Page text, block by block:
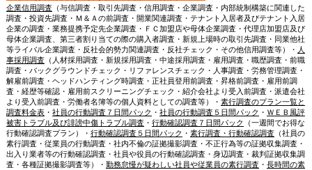
企業信用調査（与信調査・取引先調査・信用調査・企業調査・内部統制構築に関連した
調査・投資先調査・Ｍ＆Ａの前調査・開業関連調査・テナント入居者及びテナント入居
企業の調査・業務提携予定先企業調査・ＦＣ加盟店や母体企業調査・代理店加盟店及び
母体企業調査、第三者割り当ての際の購入者調査・新規上場時の取引先調査・同業他社
等ライバル企業調査・反社会的勢力関連調査・反社チェック・その他信用調査等）・ 人
事採用調査（人材採用調査・新規採用調査・中途採用調査・雇用調査・職歴調査・前職
調査・バックグラウンドチェック・リファレンスチェック・人事調査・労務管理調査・
解雇前調査・ヘッドハンティング時調査・正社員登用前調査・昇格前調査・雇用前調
査・経歴等確認・雇用前スクリーニングチェック・紹介会社より受入前調査・派遣会社
より受入前調査・労働者名簿等の個人資料としての調査等）・ 素行調査のプラン一覧と
調査料金表・ 社員の行動調査７日間パック ・ 社員の行動調査５日間パック ・ ＷＥＢ風評
被害トラブル及び誹謗中傷トラブル調査・ 行動確認調査７日間パック
（一週間でお得な
行動確認調査プラン）・ 行動確認調査５日間パック ・ 素行調査・行動確認調査（社員の
素行調査・従業員の行動調査・社内不倫の証拠撮影調査・不正行為等の証拠収集調査・
出入り業者等の行動確認調査・社員や役員の行動確認調査・身辺調査・裁判証拠収集調
査・各種証拠撮影調査等）・ 勤務怠慢が疑わしい社員や従業員の素行調査・ 長時間の素